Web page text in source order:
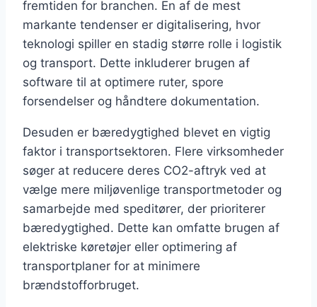
fremtiden for branchen. En af de mest
markante tendenser er digitalisering, hvor
teknologi spiller en stadig større rolle i logistik
og transport. Dette inkluderer brugen af
software til at optimere ruter, spore
forsendelser og håndtere dokumentation.
Desuden er bæredygtighed blevet en vigtig
faktor i transportsektoren. Flere virksomheder
søger at reducere deres CO2-aftryk ved at
vælge mere miljøvenlige transportmetoder og
samarbejde med speditører, der prioriterer
bæredygtighed. Dette kan omfatte brugen af
elektriske køretøjer eller optimering af
transportplaner for at minimere
brændstofforbruget.